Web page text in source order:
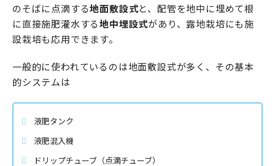
のそばに点滴する地面敷設式と、配管を地中に埋めて根
に直接施肥灌水する地中埋設式があり、露地栽培にも施
設栽培も応用できます。
一般的に使われているのは地面敷設式が多く、その基本
的システムは
液肥タンク
液肥混入機
ドリップチューブ（点滴チューブ）